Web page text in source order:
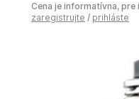
Cena je informatívna, pre
zaregistrujte / prihláste